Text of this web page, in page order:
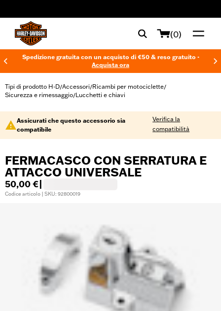
(0)
Spedizione gratuita con un acquisto di €50 & reso gratuito -
Acquista ora
Tipi di prodotto H-D/Accessori/Ricambi per motociclette/
Sicurezza e rimessaggio/Lucchetti e chiavi
Assicurati che questo accessorio sia
compatibile
Verifica la
compatibilità
FERMACASCO CON SERRATURA E
ATTACCO UNIVERSALE
50,00 €
Codice articolo | SKU: 92800019